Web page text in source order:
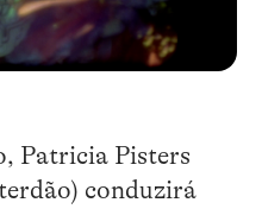
Patricia Pisters
conduzirá